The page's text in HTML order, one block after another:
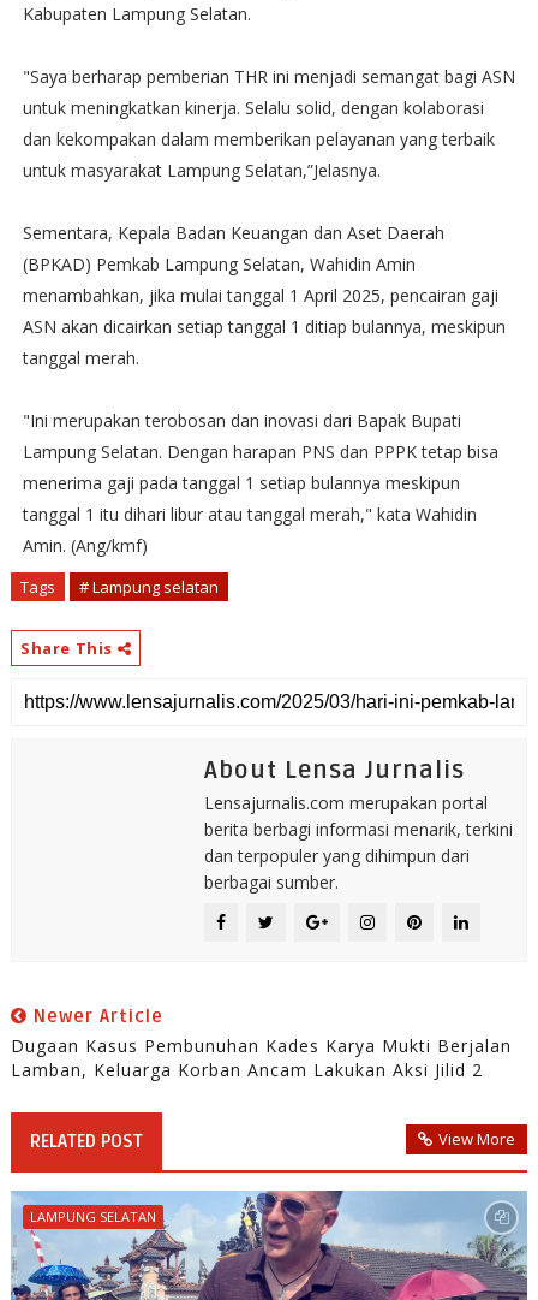
Kabupaten Lampung Selatan.
"Saya berharap pemberian THR ini menjadi semangat bagi ASN
untuk meningkatkan kinerja. Selalu solid, dengan kolaborasi
dan kekompakan dalam memberikan pelayanan yang terbaik
untuk masyarakat Lampung Selatan,”Jelasnya.
Sementara, Kepala Badan Keuangan dan Aset Daerah
(BPKAD) Pemkab Lampung Selatan, Wahidin Amin
menambahkan, jika mulai tanggal 1 April 2025, pencairan gaji
ASN akan dicairkan setiap tanggal 1 ditiap bulannya, meskipun
tanggal merah.
"Ini merupakan terobosan dan inovasi dari Bapak Bupati
Lampung Selatan. Dengan harapan PNS dan PPPK tetap bisa
menerima gaji pada tanggal 1 setiap bulannya meskipun
tanggal 1 itu dihari libur atau tanggal merah," kata Wahidin
Amin. (Ang/kmf)
Tags # Lampung selatan
Share This
About Lensa Jurnalis
Lensajurnalis.com merupakan portal
berita berbagi informasi menarik, terkini
dan terpopuler yang dihimpun dari
berbagai sumber.
Newer Article
Dugaan Kasus Pembunuhan Kades Karya Mukti Berjalan
Lamban, Keluarga Korban Ancam Lakukan Aksi Jilid 2
RELATED POST View More
LAMPUNG SELATAN